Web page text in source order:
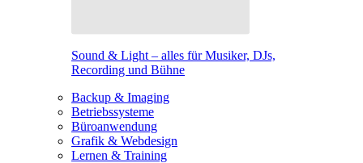
Sound & Light – alles für Musiker, DJs,
Recording und Bühne
Backup & Imaging
Betriebssysteme
Büroanwendung
Grafik & Webdesign
Lernen & Training